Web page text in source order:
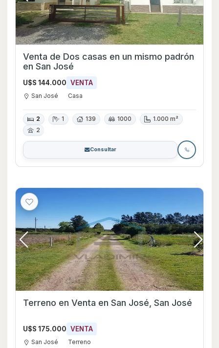
Venta de Dos casas en un mismo padrón
en San José
U$S 144.000 VENTA
San José Casa
2 1 139 1000
1.000 m²
2
Consultar
Terreno en Venta en San José, San José
U$S 175.000 VENTA
San José Terreno